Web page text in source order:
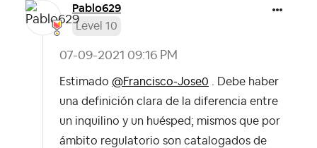
Pablo629
Level 10
‎07-09-2021 09:16 PM
Estimado @Francisco-Jose0 . Debe haber
una definición clara de la diferencia entre
un inquilino y un huésped; mismos que por
ámbito regulatorio son catalogados de